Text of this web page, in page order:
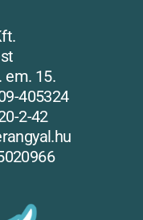
em. 15.
405324
2-42